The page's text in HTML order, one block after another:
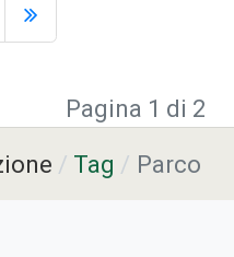
Pagina 1 di 2
Tag Parco